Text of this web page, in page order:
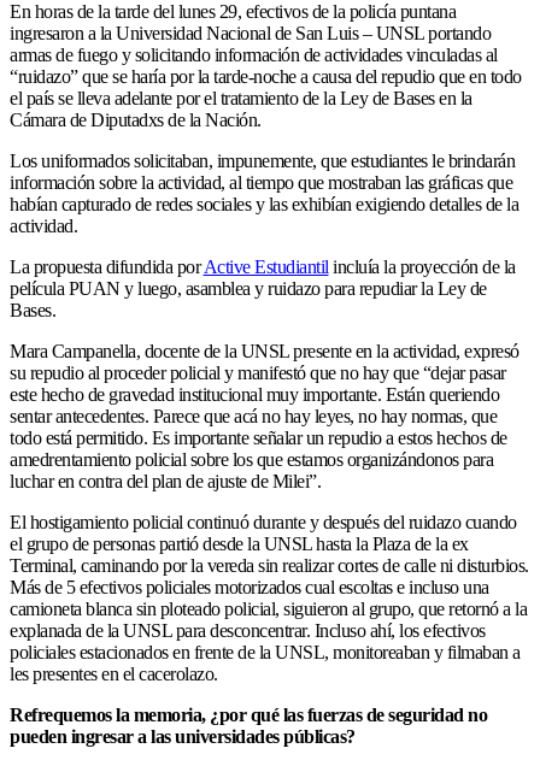
En horas de la tarde del lunes 29, efectivos de la policía puntana
ingresaron a la Universidad Nacional de San Luis – UNSL portando
armas de fuego y solicitando información de actividades vinculadas al
“ruidazo” que se haría por la tarde-noche a causa del repudio que en todo
el país se lleva adelante por el tratamiento de la Ley de Bases en la
Cámara de Diputadxs de la Nación.
Los uniformados solicitaban, impunemente, que estudiantes le brindarán
información sobre la actividad, al tiempo que mostraban las gráficas que
habían capturado de redes sociales y las exhibían exigiendo detalles de la
actividad.
La propuesta difundida porActive Estudiantil incluía la proyección de la
película PUAN y luego, asamblea y ruidazo para repudiar la Ley de
Bases.
Mara Campanella, docente de la UNSL presente en la actividad, expresó
su repudio al proceder policial y manifestó que no hay que “dejar pasar
este hecho de gravedad institucional muy importante. Están queriendo
sentar antecedentes. Parece que acá no hay leyes, no hay normas, que
todo está permitido. Es importante señalar un repudio a estos hechos de
amedrentamiento policial sobre los que estamos organizándonos para
luchar en contra del plan de ajuste de Milei”.
El hostigamiento policial continuó durante y después del ruidazo cuando
el grupo de personas partió desde la UNSL hasta la Plaza de la ex
Terminal, caminando por la vereda sin realizar cortes de calle ni disturbios.
Más de 5 efectivos policiales motorizados cual escoltas e incluso una
camioneta blanca sin ploteado policial, siguieron al grupo, que retornó a la
explanada de la UNSL para desconcentrar. Incluso ahí, los efectivos
policiales estacionados en frente de la UNSL, monitoreaban y filmaban a
les presentes en el cacerolazo.
Refrequemos la memoria, ¿por qué las fuerzas de seguridad no
pueden ingresar a las universidades públicas?